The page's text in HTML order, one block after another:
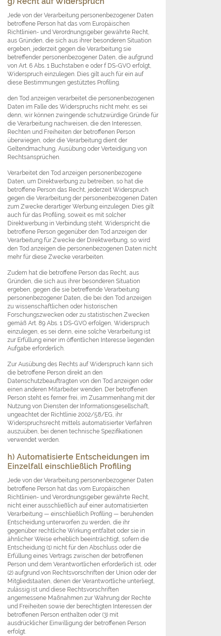
Jede von der Verarbeitung personenbezogener Daten
betroffene Person hat das vom Europäischen
Richtlinien- und Verordnungsgeber gewährte Recht,
aus Gründen, die sich aus ihrer besonderen Situation
ergeben, jederzeit gegen die Verarbeitung sie
betreffender personenbezogener Daten, die aufgrund
von Art. 6 Abs. 1 Buchstaben e oder f DS-GVO erfolgt,
Widerspruch einzulegen. Dies gilt auch für ein auf
diese Bestimmungen gestütztes Profiling.
den Tod anzeigen verarbeitet die personenbezogenen
Daten im Falle des Widerspruchs nicht mehr, es sei
denn, wir können zwingende schutzwürdige Gründe für
die Verarbeitung nachweisen, die den Interessen,
Rechten und Freiheiten der betroffenen Person
überwiegen, oder die Verarbeitung dient der
Geltendmachung, Ausübung oder Verteidigung von
Rechtsansprüchen.
Verarbeitet den Tod anzeigen personenbezogene
Daten, um Direktwerbung zu betreiben, so hat die
betroffene Person das Recht, jederzeit Widerspruch
gegen die Verarbeitung der personenbezogenen Daten
zum Zwecke derartiger Werbung einzulegen. Dies gilt
auch für das Profiling, soweit es mit solcher
Direktwerbung in Verbindung steht. Widerspricht die
betroffene Person gegenüber den Tod anzeigen der
Verarbeitung für Zwecke der Direktwerbung, so wird
den Tod anzeigen die personenbezogenen Daten nicht
mehr für diese Zwecke verarbeiten.
Zudem hat die betroffene Person das Recht, aus
Gründen, die sich aus ihrer besonderen Situation
ergeben, gegen die sie betreffende Verarbeitung
personenbezogener Daten, die bei den Tod anzeigen
zu wissenschaftlichen oder historischen
Forschungszwecken oder zu statistischen Zwecken
gemäß Art. 89 Abs. 1 DS-GVO erfolgen, Widerspruch
einzulegen, es sei denn, eine solche Verarbeitung ist
zur Erfüllung einer im öffentlichen Interesse liegenden
Aufgabe erforderlich.
Zur Ausübung des Rechts auf Widerspruch kann sich
die betroffene Person direkt an den
Datenschutzbeauftragten von den Tod anzeigen oder
einen anderen Mitarbeiter wenden. Der betroffenen
Person steht es ferner frei, im Zusammenhang mit der
Nutzung von Diensten der Informationsgesellschaft,
ungeachtet der Richtlinie 2002/58/EG, ihr
Widerspruchsrecht mittels automatisierter Verfahren
auszuüben, bei denen technische Spezifikationen
verwendet werden.
h) Automatisierte Entscheidungen im
Einzelfall einschließlich Profiling
Jede von der Verarbeitung personenbezogener Daten
betroffene Person hat das vom Europäischen
Richtlinien- und Verordnungsgeber gewährte Recht,
nicht einer ausschließlich auf einer automatisierten
Verarbeitung — einschließlich Profiling — beruhenden
Entscheidung unterworfen zu werden, die ihr
gegenüber rechtliche Wirkung entfaltet oder sie in
ähnlicher Weise erheblich beeinträchtigt, sofern die
Entscheidung (1) nicht für den Abschluss oder die
Erfüllung eines Vertrags zwischen der betroffenen
Person und dem Verantwortlichen erforderlich ist, oder
(2) aufgrund von Rechtsvorschriften der Union oder der
Mitgliedstaaten, denen der Verantwortliche unterliegt,
zulässig ist und diese Rechtsvorschriften
angemessene Maßnahmen zur Wahrung der Rechte
und Freiheiten sowie der berechtigten Interessen der
betroffenen Person enthalten oder (3) mit
ausdrücklicher Einwilligung der betroffenen Person
erfolgt.